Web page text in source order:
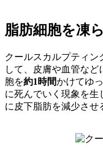
脂肪細胞を凍
クールスカルプティン
して、皮膚や血管な
胞を約1時間かけてゆ
に死んでいく現象を生
に皮下脂肪を減少させ